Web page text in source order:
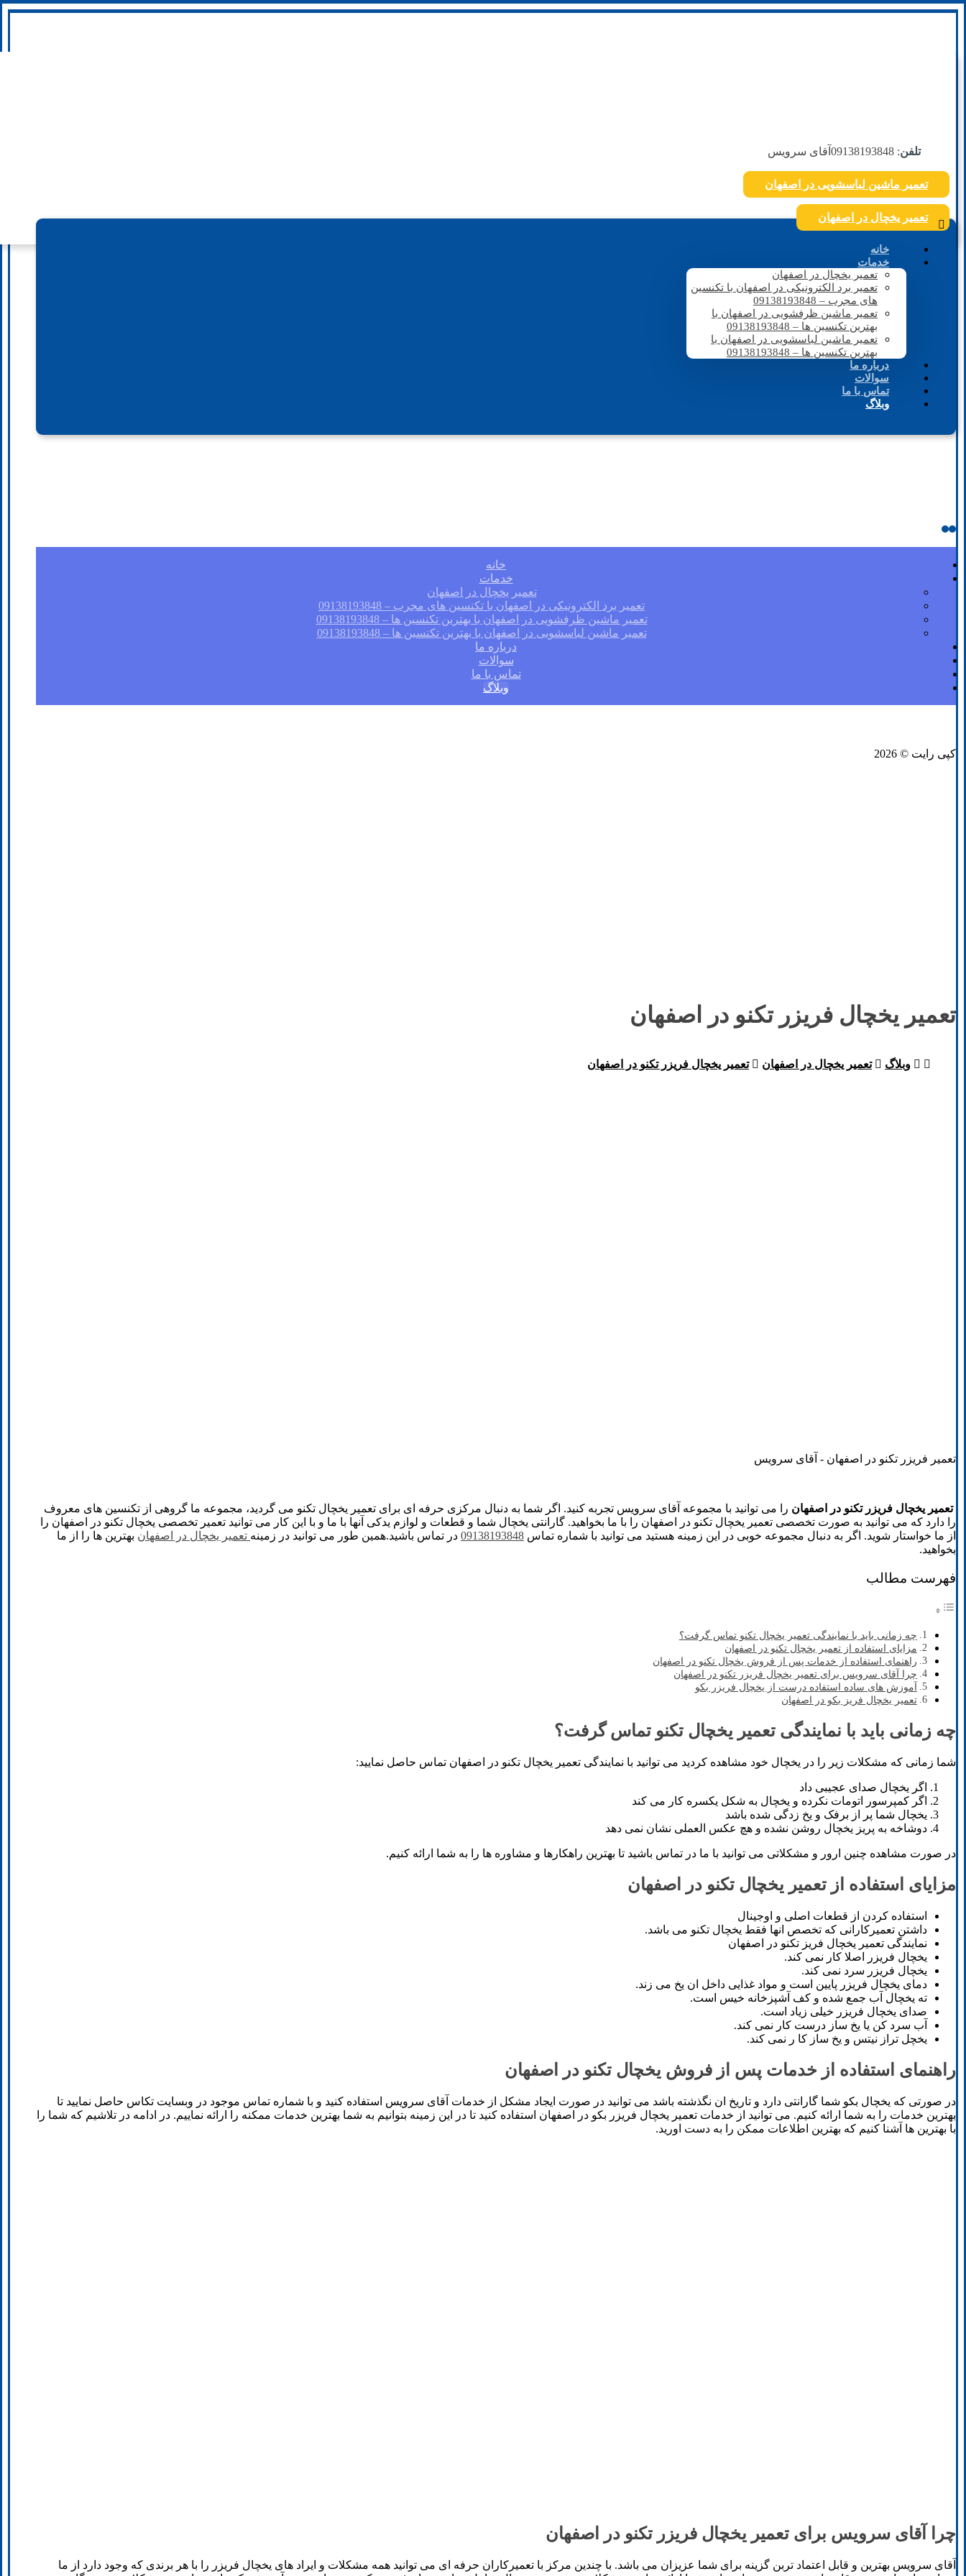
تلفن: 09138193848 آقای سرویس
تعمیر ماشین لباسشویی در اصفهان
تعمیر یخچال در اصفهان
خانه
خدمات
تعمیر یخچال در اصفهان
تعمیر برد الکترونیکی در اصفهان با تکنسین
های مجرب – 09138193848
تعمیر ماشین ظرفشویی در اصفهان با
بهترین تکنسین ها – 09138193848
تعمیر ماشین لباسشویی در اصفهان با
بهترین تکنسین ها – 09138193848
درباره ما
سوالات
تماس با ما
وبلاگ
خانه
خدمات
تعمیر یخچال در اصفهان
تعمیر برد الکترونیکی در اصفهان با تکنسین های مجرب – 09138193848
تعمیر ماشین ظرفشویی در اصفهان با بهترین تکنسین ها – 09138193848
تعمیر ماشین لباسشویی در اصفهان با بهترین تکنسین ها – 09138193848
درباره ما
سوالات
تماس با ما
وبلاگ
کپی رایت © 2026
تعمیر یخچال فریزر تکنو در اصفهان
وبلاگ تعمیر یخچال در اصفهان تعمیر یخچال فریزر تکنو در اصفهان
تعمیر فریزر تکنو در اصفهان - آقای سرویس
تعمیر یخچال فریزر تکنو در اصفهان را می توانید با مجموعه آقای سرویس تجربه کنید. اگر شما به دنبال مرکزی حرفه ای برای تعمیر یخچال تکنو می گردید، مجموعه ما گروهی از تکنسین های معروف
را دارد که می توانید به صورت تخصصی تعمیر یخچال تکنو در اصفهان را با ما بخواهید. گارانتی یخچال شما و قطعات و لوازم یدکی آنها با ما و با این کار می توانید تعمیر تخصصی یخچال تکنو در اصفهان را
از ما خواستار شوید. اگر به دنبال مجموعه خوبی در این زمینه هستید می توانید با شماره تماس 09138193848 در تماس باشید.همین طور می توانید در زمینه تعمیر یخچال در اصفهان بهترین ها را از ما
بخواهید.
فهرست مطالب
چه زمانی باید با نمایندگی تعمیر یخچال تکنو تماس گرفت؟
مزایای استفاده از تعمیر یخچال تکنو در اصفهان
راهنمای استفاده از خدمات پس از فروش یخچال تکنو در اصفهان
چرا آقای سرویس برای تعمیر یخچال فریزر تکنو در اصفهان
آموزش های ساده استفاده درست از یخچال فریزر بکو
تعمیر یخچال فریز بکو در اصفهان
چه زمانی باید با نمایندگی تعمیر یخچال تکنو تماس گرفت؟
شما زمانی که مشکلات زیر را در یخچال خود مشاهده کردید می توانید با نمایندگی تعمیر یخچال تکنو در اصفهان تماس حاصل نمایید:
اگر یخچال صدای عجیبی داد
اگر کمپرسور اتومات نکرده و یخچال به شکل یکسره کار می کند
یخچال شما پر از برفک و یخ زدگی شده باشد
دوشاخه به پریز یخچال روشن نشده و هچ عکس العملی نشان نمی دهد
در صورت مشاهده چنین ارور و مشکلاتی می توانید با ما در تماس باشید تا بهترین راهکارها و مشاوره ها را به شما ارائه کنیم.
مزایای استفاده از تعمیر یخچال تکنو در اصفهان
استفاده کردن از قطعات اصلی و اوجینال
داشتن تعمیرکارانی که تخصص انها فقط یخچال تکنو می باشد.
نمایندگی تعمیر یخچال فریز تکنو در اصفهان
یخچال فریزر اصلا کار نمی کند.
یخچال فریزر سرد نمی کند.
دمای یخچال فریزر پایین است و مواد غذایی داخل ان یخ می زند.
ته یخچال آب جمع شده و کف آشپزخانه خیس است.
صدای یخچال فریزر خیلی زیاد است.
آب سرد کن یا یخ ساز درست کار نمی کند.
یخچل تراز نیتس و یخ ساز کا ر نمی کند.
راهنمای استفاده از خدمات پس از فروش یخچال تکنو در اصفهان
در صورتی که یخچال بکو شما گارانتی دارد و تاریخ ان نگذشته باشد می توانید در صورت ایجاد مشکل از خدمات آقای سرویس استفاده کنید و با شماره تماس موجود در وبسایت تکاس حاصل نمایید تا
بهترین خدمات را به شما ارائه کنیم. می توانید از خدمات تعمیر یخچال فریزر بکو در اصفهان استفاده کنید تا در این زمینه بتوانیم به شما بهترین خدمات ممکنه را ارائه نماییم. در ادامه در تلاشیم که شما را
با بهترین ها آشنا کنیم که بهترین اطلاعات ممکن را به دست اورید.
چرا آقای سرویس برای تعمیر یخچال فریزر تکنو در اصفهان
آقای سرویس بهترین و قابل اعتماد تربن گزینه برای شما عزیزان می باشد. با چندین مرکز با تعمیرکاران حرفه ای می توانید همه مشکلات و ایراد های یخچال فریزر را با هر برندی که وجود دارد از ما